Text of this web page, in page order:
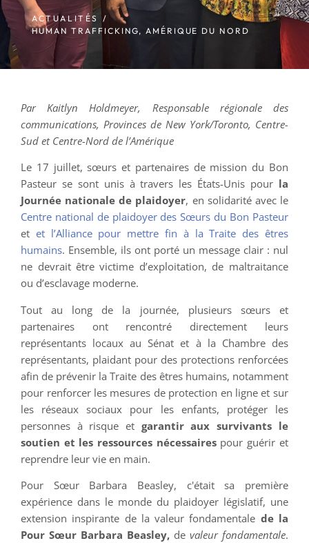
ACTUALITÉS /
HUMAN TRAFFICKING,AMÉRIQUE DU NORD
Par Kaitlyn Holdmeyer, Responsable régionale des
communications, Provinces de New York/Toronto, Centre-
Sud et Centre-Nord de l’Amérique
Le 17 juillet, sœurs et partenaires de mission du Bon
Pasteur se sont unis à travers les États-Unis pour la
Journée nationale de plaidoyer, en solidarité avec le
Centre national de plaidoyer des Sœurs du Bon Pasteur
et et l’Alliance pour mettre fin à la Traite des êtres
humains. Ensemble, ils ont porté un message clair : nul
ne devrait être victime d’exploitation, de maltraitance
ou d’esclavage moderne.
Tout au long de la journée, plusieurs sœurs et
partenaires ont rencontré directement leurs
représentants locaux au Sénat et à la Chambre des
représentants, plaidant pour des protections renforcées
afin de prévenir la Traite des êtres humains, notamment
pour renforcer les mesures de protection en ligne et sur
les réseaux sociaux pour les enfants, protéger les
personnes à risque et garantir aux survivants le
soutien et les ressources nécessairespour guérir et
reprendre leur vie en main.
Pour Sœur Barbara Beasley, c'était sa première
expérience dans le monde du plaidoyer législatif, une
extension inspirante de la valeur fondamentale de la
Pour Sœur Barbara Beasley, de valeur fondamentale.